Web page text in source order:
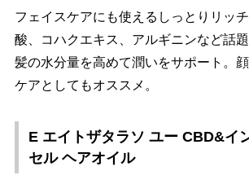
フェイスケアにも使えるしっとりリッ
酸、コハクエキス、アルギニンなど話題
髪の水分量を高めて潤いをサポート。
ケアとしてもオススメ。
E エイトザタラソ ユー CBD&イ
セル ヘアオイル